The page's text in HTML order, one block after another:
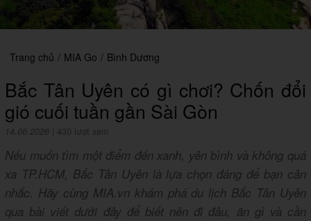
Trang chủ / MIA Go / Bình Dương
Bắc Tân Uyên có gì chơi? Chốn đổi
gió cuối tuần gần Sài Gòn
14.06.2026 430 lượt xem
Nếu muốn tìm một điểm đến xanh, yên bình và không quá
xa TP.HCM, Bắc Tân Uyên là lựa chọn đáng để bạn cân
nhắc. Hãy cùng MIA.vn khám phá du lịch Bắc Tân Uyên
qua bài viết dưới đây để biết nên đi đâu, ăn gì và cần